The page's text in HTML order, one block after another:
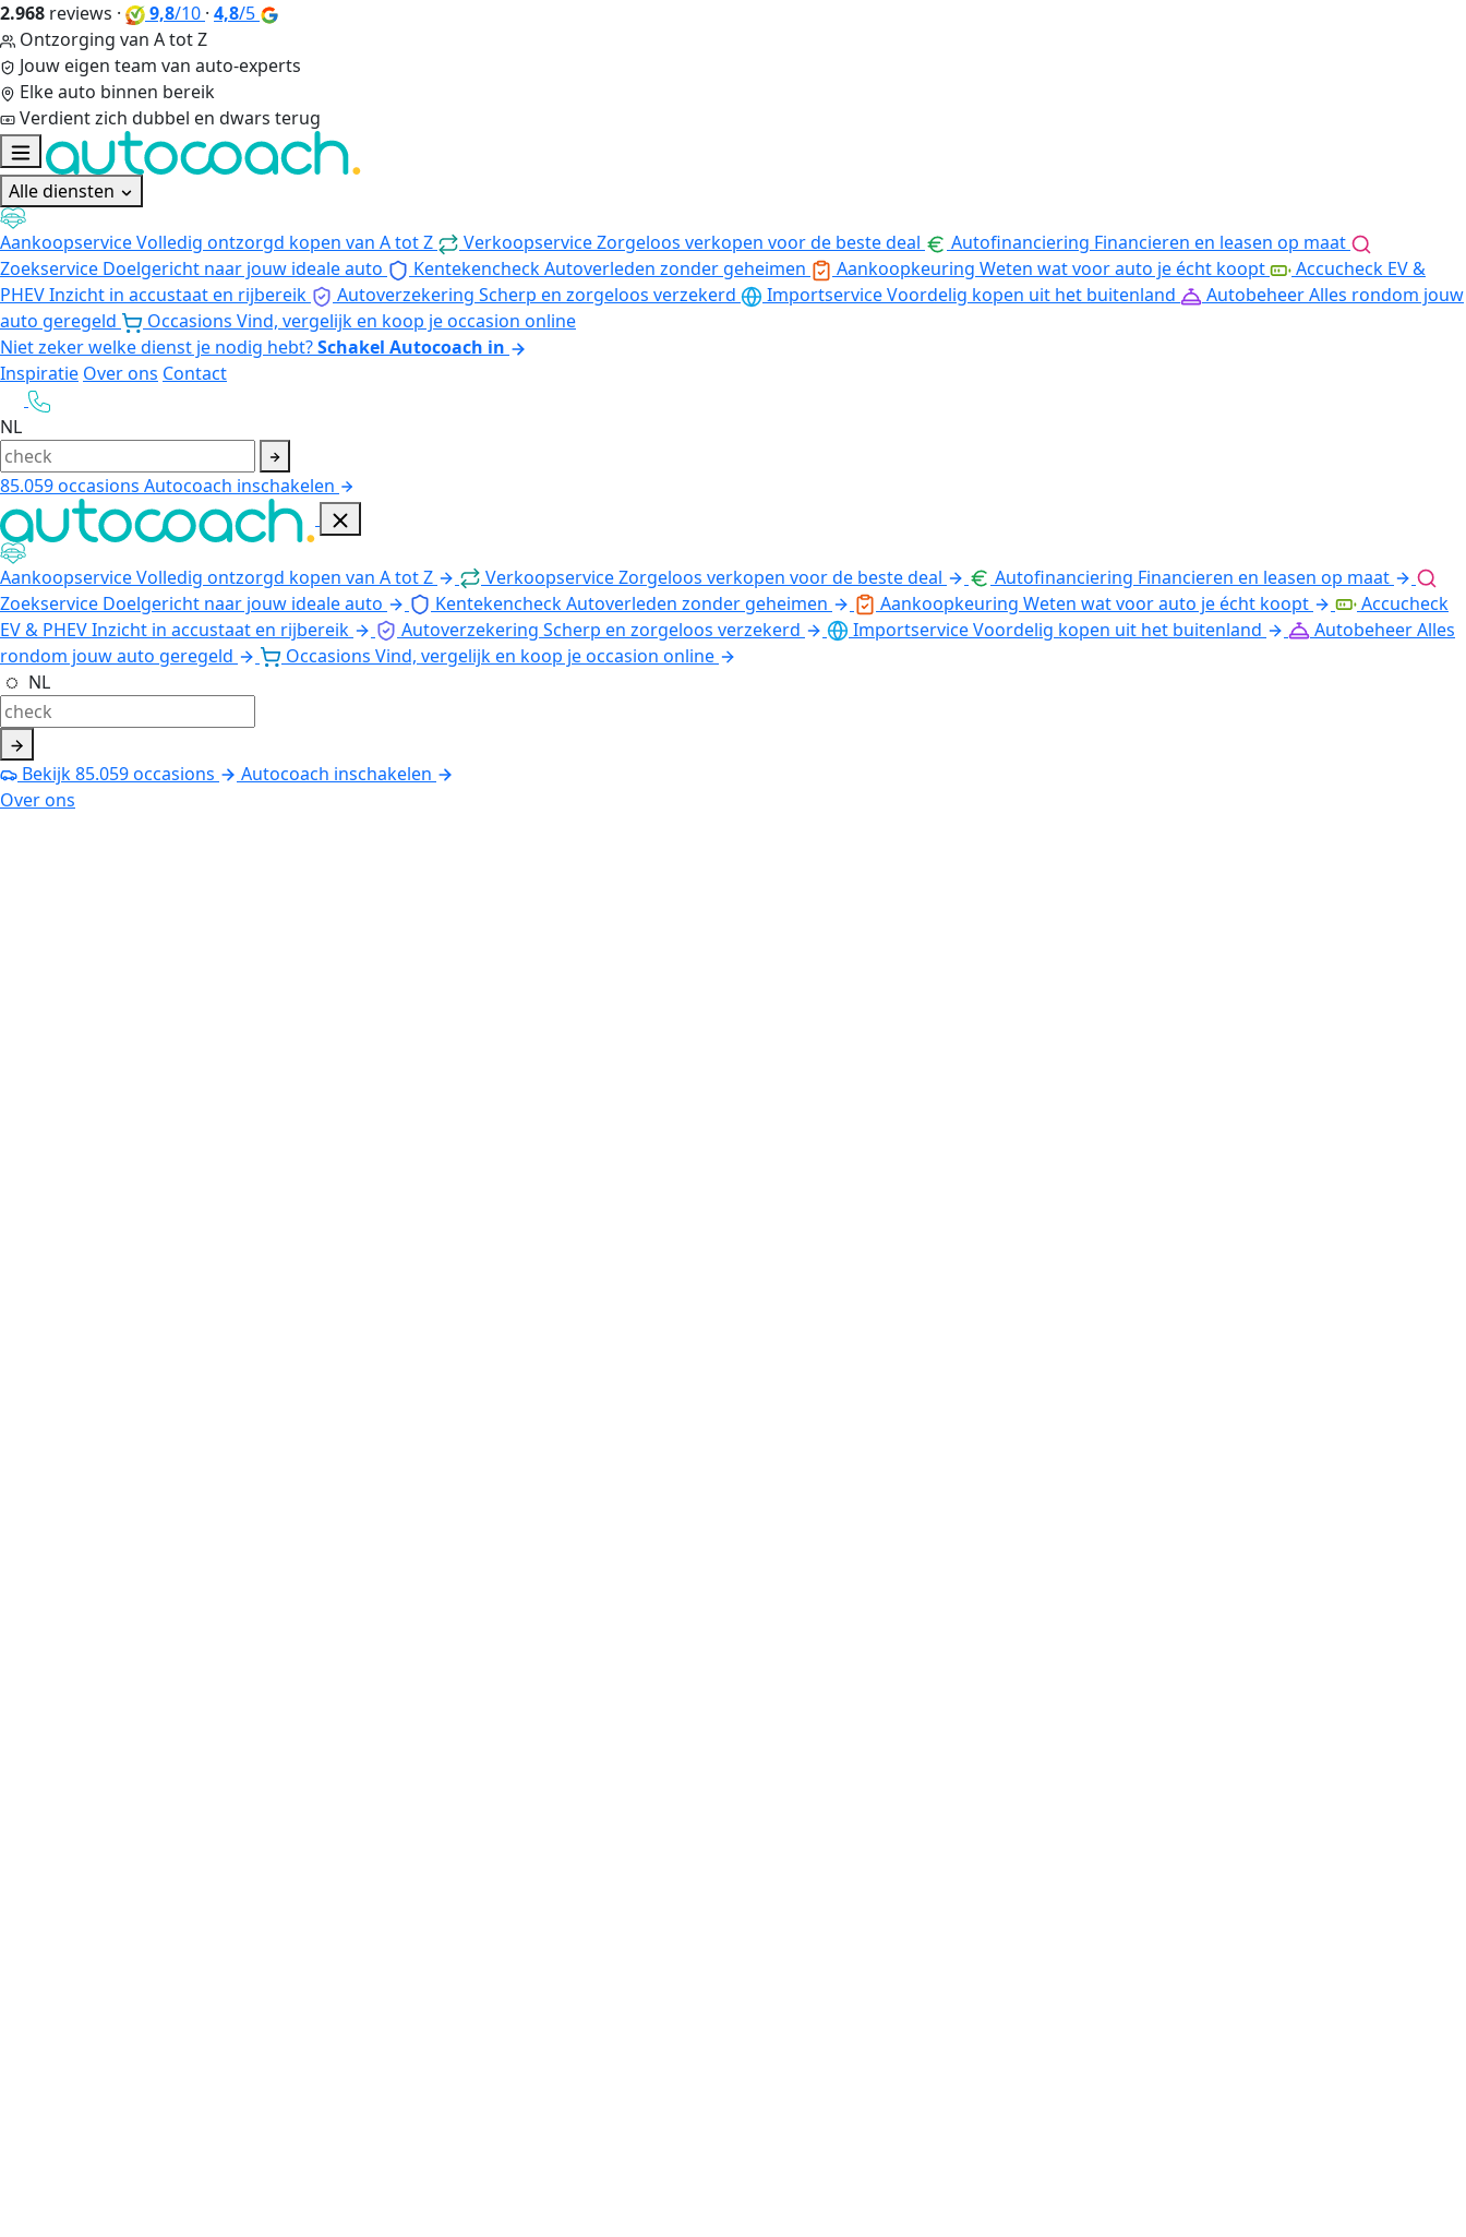
2.968 reviews · 9,8/10 · 4,8/5
Ontzorging van A tot Z
Jouw eigen team van auto-experts
Elke auto binnen bereik
Verdient zich dubbel en dwars terug
Alle diensten
AankoopserviceVolledig ontzorgd kopen van A tot Z VerkoopserviceZorgeloos verkopen voor de beste deal Autofinanciering Financieren en leasen op maat
Zoekservice Doelgericht naar jouw ideale auto KentekencheckAutoverleden zonder geheimen Aankoopkeuring Weten wat voor auto je écht koopt
Accucheck EV &
PHEVInzicht in accustaat en rijbereik Autoverzekering Scherp en zorgeloos verzekerd ImportserviceVoordelig kopen uit het buitenland AutobeheerAlles rondom jouw
auto geregeld
Occasions Vind, vergelijk en koop je occasion online
Niet zeker welke dienst je nodig hebt?Schakel Autocoach in
Inspiratie Over ons Contact
NL
85.059occasions Autocoach inschakelen
AankoopserviceVolledig ontzorgd kopen van A tot Z VerkoopserviceZorgeloos verkopen voor de beste deal Autofinanciering Financieren en leasen op maat
Zoekservice Doelgericht naar jouw ideale auto KentekencheckAutoverleden zonder geheimen Aankoopkeuring Weten wat voor auto je écht koopt
Accucheck
EV & PHEVInzicht in accustaat en rijbereik Autoverzekering Scherp en zorgeloos verzekerd ImportserviceVoordelig kopen uit het buitenland AutobeheerAlles
rondom jouw auto geregeld
Occasions Vind, vergelijk en koop je occasion online
NL
Bekijk85.059occasions
Autocoach inschakelen
Over ons